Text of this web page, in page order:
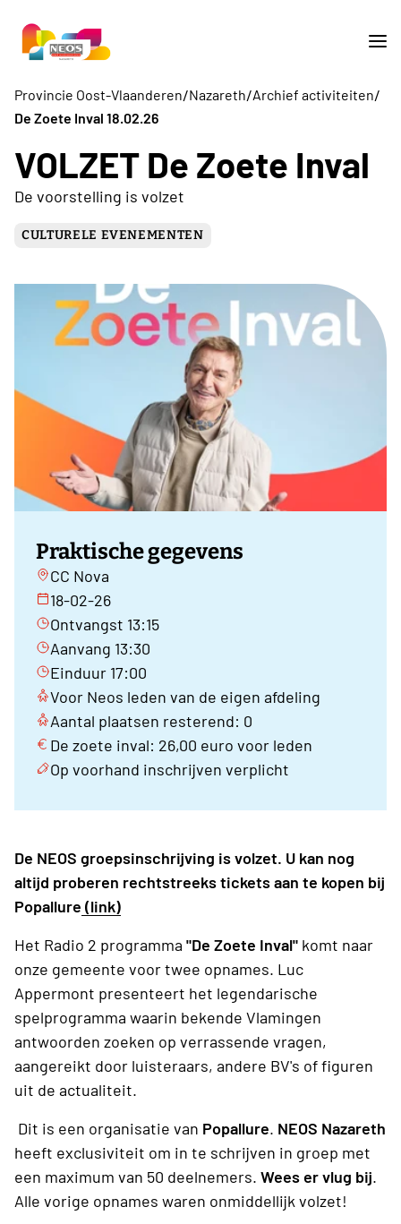
Provincie Oost-Vlaanderen/Nazareth/Archief activiteiten/
De Zoete Inval 18.02.26
VOLZET De Zoete Inval
De voorstelling is volzet
CULTURELE EVENEMENTEN
Praktische gegevens
CC Nova
18-02-26
Ontvangst 13:15
Aanvang 13:30
Einduur 17:00
Voor Neos leden van de eigen afdeling
Aantal plaatsen resterend: 0
De zoete inval: 26,00 euro voor leden
Op voorhand inschrijven verplicht
De NEOS groepsinschrijving is volzet. U kan nog
altijd proberen rechtstreeks tickets aan te kopen bij
Popallure (link)
Het Radio 2 programma "De Zoete Inval" komt naar
onze gemeente voor twee opnames. Luc
Appermont presenteert het legendarische
spelprogramma waarin bekende Vlamingen
antwoorden zoeken op verrassende vragen,
aangereikt door luisteraars, andere BV's of figuren
uit de actualiteit.
Dit is een organisatie van Popallure. NEOS Nazareth
heeft exclusiviteit om in te schrijven in groep met
een maximum van 50 deelnemers. Wees er vlug bij.
Alle vorige opnames waren onmiddellijk volzet!